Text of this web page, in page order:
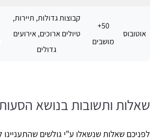
אוטובוס
50+
מושבים
קבוצות גדולות, תיירות,
טיולים ארוכים, אירועים
גדולים
שאלות ותשובות בנושא
לפניכם שאלות שנשאלו ע"י גולשים שהתעניינו